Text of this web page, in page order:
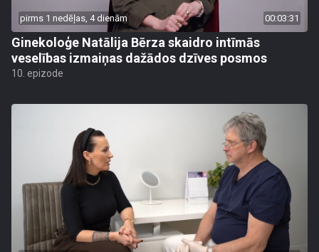
pirms 1 nedēļas, 4 dienām 00:03:31
Ginekoloģe Natālija Bērza skaidro intīmās
veselības izmaiņas dažādos dzīves posmos
10. epizode